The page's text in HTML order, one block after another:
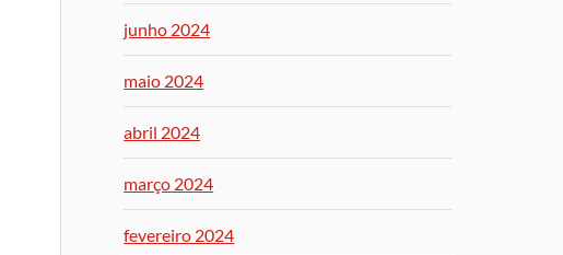
junho 2024
maio 2024
abril 2024
março 2024
fevereiro 2024